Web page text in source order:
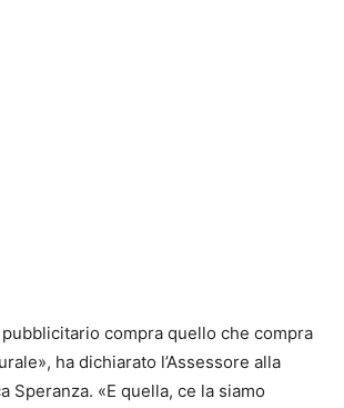
compra quello che compra
ha dichiarato l’Assessore alla
Speranza. «E quella, ce la siamo